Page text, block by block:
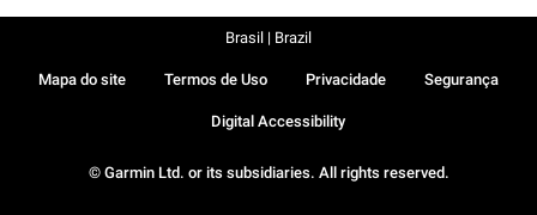
© Garmin Ltd. or its subsidiaries. All rights reserved.
Mapa do site Termos de Uso Privacidade Segurança
Digital Accessibility
Brasil | Brazil